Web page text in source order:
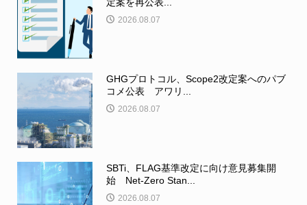
2026.08.07
GHGプロトコル、Scope2改定案へのパブ
コメ公表 アワリ...
2026.08.07
SBTi、FLAG基準改定に向け意見募集開
始 Net-Zero Stan...
2026.08.07